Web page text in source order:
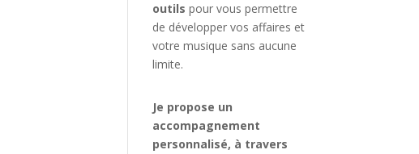
outils pour vous permettre
de développer vos affaires et
votre musique sans aucune
limite.
Je propose un
accompagnement
personnalisé, à travers